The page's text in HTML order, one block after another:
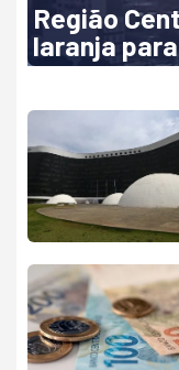
Região
laranja